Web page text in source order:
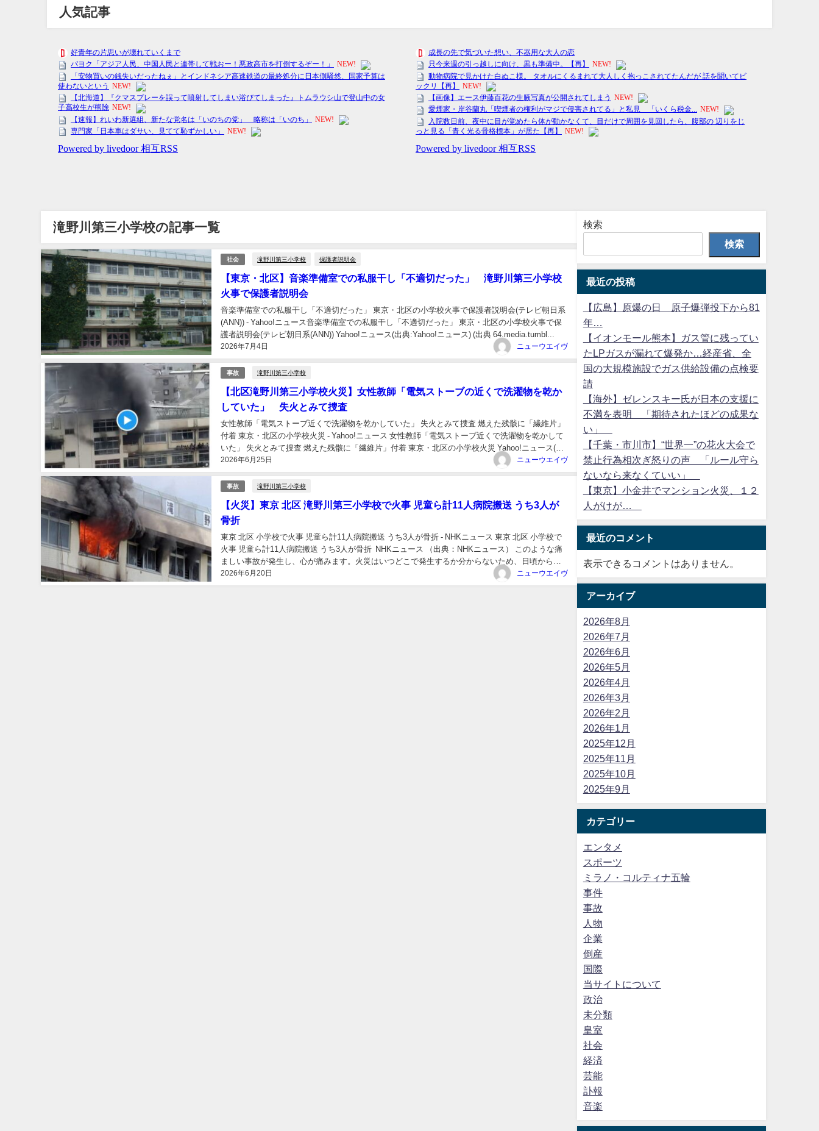
人気記事
滝野川第三小学校の記事一覧
社会 滝野川第三小学校 保護者説明会
【東京・北区】音楽準備室での私服干し「不適切だった」 滝野川第三小学校
火事で保護者説明会
2026年7月4日
音楽準備室での私服干し「不適切だった」 東京・北区の小学校火事で保護者説明会(テレビ朝日系
(ANN)) - Yahoo!ニュース音楽準備室での私服干し「不適切だった」 東京・北区の小学校火事で保
護者説明会(テレビ朝日系(ANN)) Yahoo!ニュース(出典:Yahoo!ニュース) (出典 64.media.tumbl...
ニューウエイヴ
事故 滝野川第三小学校
【北区滝野川第三小学校火災】女性教師「電気ストーブの近くで洗濯物を乾か
していた」 失火とみて捜査
2026年6月25日
女性教師「電気ストーブ近くで洗濯物を乾かしていた」 失火とみて捜査 燃えた残骸に「繊維片」
付着 東京・北区の小学校火災 - Yahoo!ニュース 女性教師「電気ストーブ近くで洗濯物を乾かして
いた」 失火とみて捜査 燃えた残骸に「繊維片」付着 東京・北区の小学校火災 Yahoo!ニュース(出
典:Yahoo!ニュース) (...
ニューウエイヴ
事故 滝野川第三小学校
【火災】東京 北区 滝野川第三小学校で火事 児童ら計11人病院搬送 うち3人が
骨折
2026年6月20日
東京 北区 小学校で火事 児童ら計11人病院搬送 うち3人が骨折 - NHKニュース 東京 北区 小学校で
火事 児童ら計11人病院搬送 うち3人が骨折 NHKニュース （出典：NHKニュース） このような痛
ましい事故が発生し、心が痛みます。火災はいつどこで発生するか分からないため、日頃からの
防火対策や避難訓練の重要性...
ニューウエイヴ
検索
検索
最近の投稿
【広島】原爆の日 原子爆弾投下から81
年…
【イオンモール熊本】ガス管に残ってい
たLPガスが漏れて爆発か…経産省、全
国の大規模施設でガス供給設備の点検要
請
【海外】ゼレンスキー氏が日本の支援に
不満を表明 「期待されたほどの成果な
い」
【千葉・市川市】“世界一”の花火大会で
禁止行為相次ぎ怒りの声 「ルール守ら
ないなら来なくていい」
【東京】小金井でマンション火災、１２
人がけが…
最近のコメント
表示できるコメントはありません。
アーカイブ
2026年8月
2026年7月
2026年6月
2026年5月
2026年4月
2026年3月
2026年2月
2026年1月
2025年12月
2025年11月
2025年10月
2025年9月
カテゴリー
エンタメ
スポーツ
ミラノ・コルティナ五輪
事件
事故
人物
企業
倒産
国際
当サイトについて
政治
未分類
皇室
社会
経済
芸能
訃報
音楽